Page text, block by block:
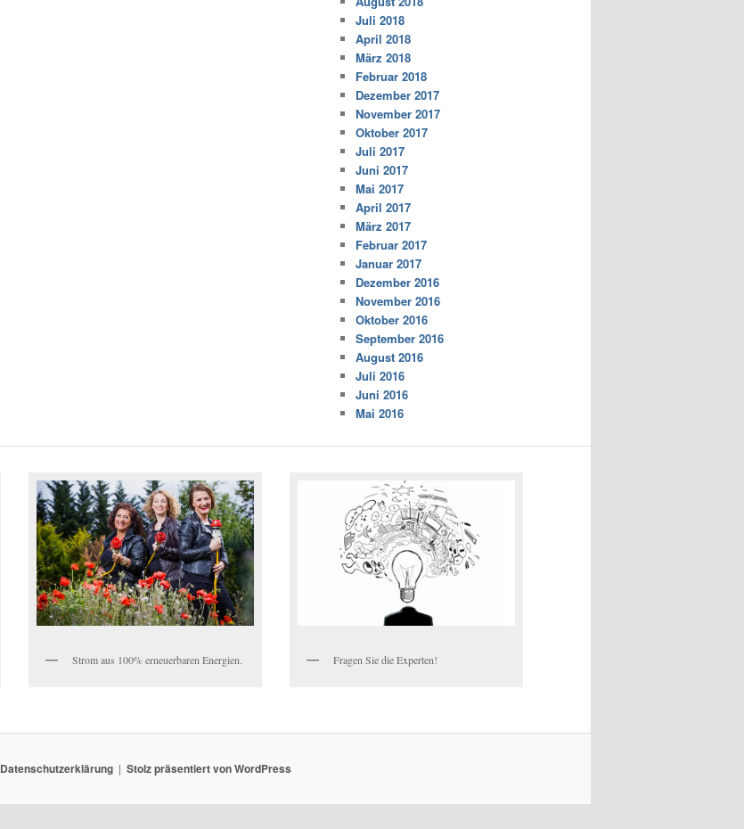
Juli 2018
April 2018
März 2018
Februar 2018
Dezember 2017
November 2017
Oktober 2017
Juli 2017
Juni 2017
Mai 2017
April 2017
März 2017
Februar 2017
Januar 2017
Dezember 2016
November 2016
Oktober 2016
September 2016
August 2016
Juli 2016
Juni 2016
Mai 2016
Strom aus 100% erneuerbaren Energien. Fragen Sie die Experten!
Datenschutzerklärung Stolz präsentiert von WordPress